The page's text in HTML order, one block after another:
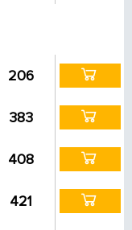
206
383
408
421